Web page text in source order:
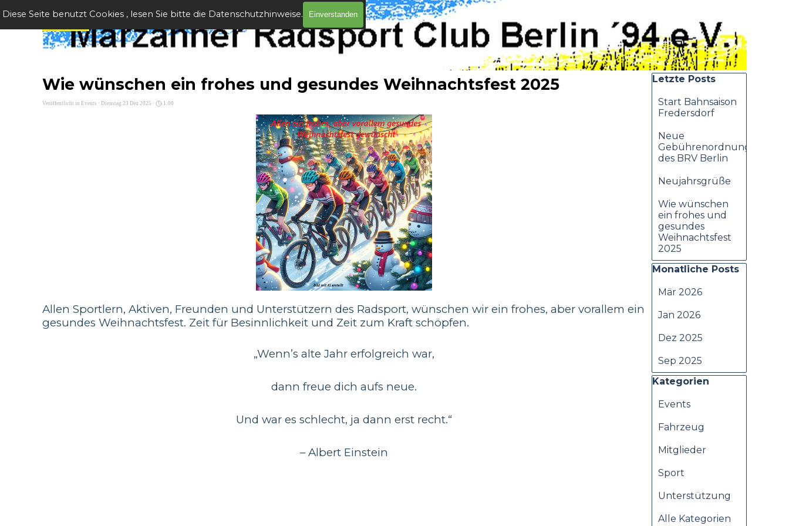
Diese Seite benutzt Cookies , lesen Sie bitte die Datenschutzhinweise. Einverstanden
Menü überspringen
Wie wünschen ein frohes und gesundes Weihnachtsfest 2025
Veröffentlicht in Events · Dienstag 23 Dez 2025 · 1:00
Allen Sportlern, Aktiven, Freunden und Unterstützern des Radsport, wünschen wir ein frohes, aber vorallem ein
gesundes Weihnachtsfest. Zeit für Besinnlichkeit und Zeit zum Kraft schöpfen.
„Wenn’s alte Jahr erfolgreich war,
dann freue dich aufs neue.
Und war es schlecht, ja dann erst recht.“
– Albert Einstein
Block überspringen
Letzte Posts
Start Bahnsaison
Fredersdorf
Neue
Gebührenordnung
des BRV Berlin
Neujahrsgrüße
Wie wünschen
ein frohes und
gesundes
Weihnachtsfest
2025
Block überspringen
Monatliche Posts
Mär 2026
Jan 2026
Dez 2025
Sep 2025
Block überspringen
Kategorien
Events
Fahrzeug
Mitglieder
Sport
Unterstützung
Alle Kategorien